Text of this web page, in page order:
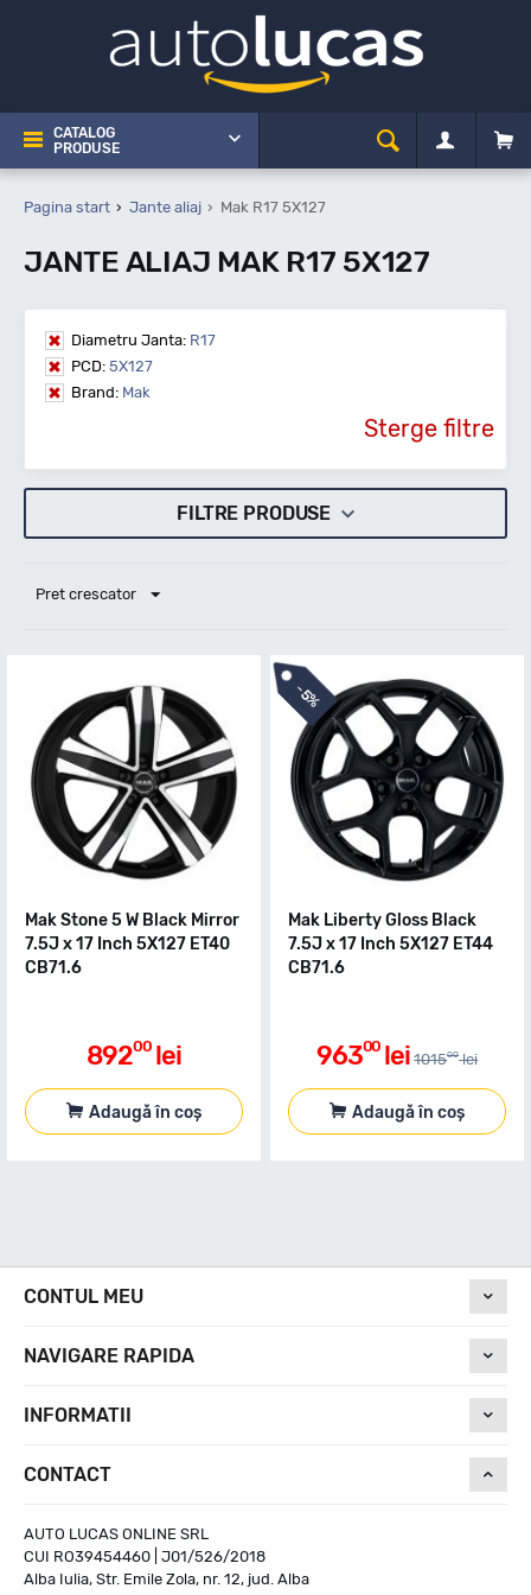
CATALOG
PRODUSE
Pagina start Jante aliaj Mak R17 5X127
JANTE ALIAJ MAK R17 5X127
Diametru Janta: R17
PCD: 5X127
Brand: Mak
Sterge filtre
FILTRE PRODUSE
Pret crescator
Mak Stone 5 W Black Mirror
7.5J x 17 Inch 5X127 ET40
CB71.6
89200 lei
Adaugă în coș
-
5%
Mak Liberty Gloss Black
7.5J x 17 Inch 5X127 ET44
CB71.6
96300 lei 101500 lei
Adaugă în coș
CONTUL MEU
NAVIGARE RAPIDA
INFORMATII
CONTACT
AUTO LUCAS ONLINE SRL
CUI RO39454460 | J01/526/2018
Alba Iulia, Str. Emile Zola, nr. 12, jud. Alba